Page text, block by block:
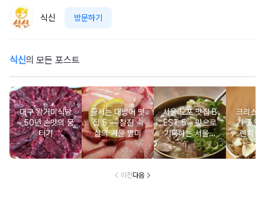
식신 방문하기
식신의 모든 포스트
대구 왕거미식당
– 50년 손맛의 뭉
티기
줄서는 대방어 맛
집 5 ― 찰진 속
살의 겨울 별미
서울 노포 맛집 B
EST 5 – 맛으로
기록하는 서울의
시간
크리스
기 좋은
렌치
이전다음